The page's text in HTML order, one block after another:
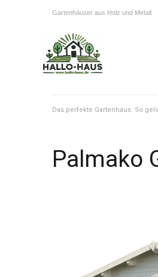
Gartenhäuser aus Holz und Metall
Das perfekte Gartenhaus: So
Palmako